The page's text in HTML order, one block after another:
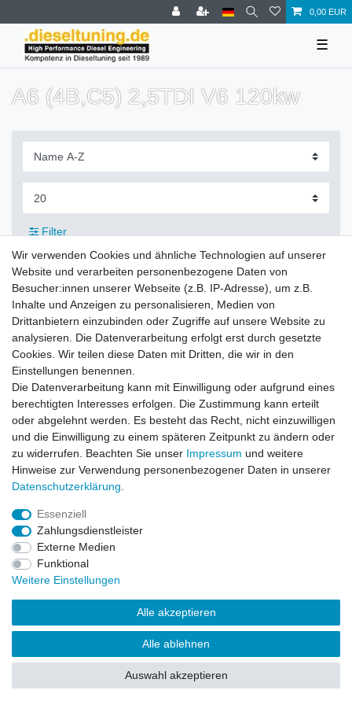
0,00 EUR
☰
A6 (4B,C5) 2,5TDI V6 120kw
Filter
Zahlung und Versand
Daten­schutz­erklärung
Barrierefreiheitserklärung Widerrufs­recht
Vertrag widerrufen
© Copyright 2026 | Alle Rechte vorbehalten.
Wir verwenden Cookies und ähnliche Technologien auf unserer
Website und verarbeiten personenbezogene Daten von
Besucher:innen unserer Webseite (z.B. IP-Adresse), um z.B.
Inhalte und Anzeigen zu personalisieren, Medien von
Drittanbietern einzubinden oder Zugriffe auf unsere Website zu
analysieren. Die Datenverarbeitung erfolgt erst durch gesetzte
Cookies. Wir teilen diese Daten mit Dritten, die wir in den
Einstellungen benennen.
Die Datenverarbeitung kann mit Einwilligung oder aufgrund eines
berechtigten Interesses erfolgen. Die Zustimmung kann erteilt
oder abgelehnt werden. Es besteht das Recht, nicht einzuwilligen
und die Einwilligung zu einem späteren Zeitpunkt zu ändern oder
zu widerrufen. Beachten Sie unser Impressum und weitere
Hinweise zur Verwendung personenbezogener Daten in unserer
Daten­schutz­erklärung
Essenziell
Zahlungsdienstleister
Externe Medien
Funktional
Weitere Einstellungen
Alle akzeptieren
Alle ablehnen
Auswahl akzeptieren